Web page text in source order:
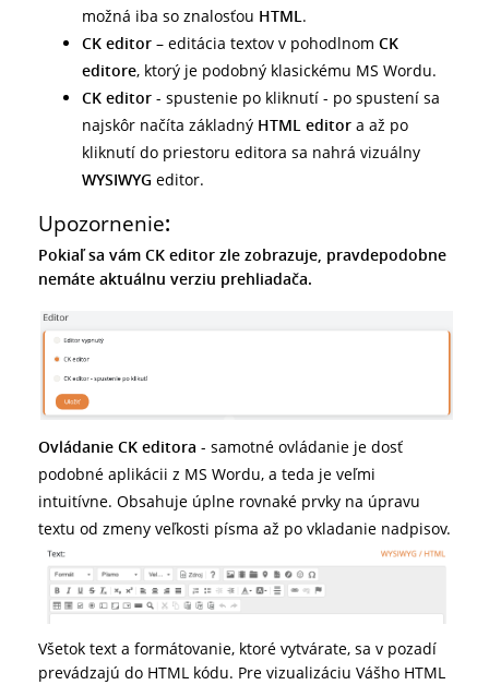
možná iba so znalosťou HTML.
CK editor – editácia textov v pohodlnom CK
editore, ktorý je podobný klasickému MS Wordu.
CK editor - spustenie po kliknutí - po spustení sa
najskôr načíta základný HTML editor a až po
kliknutí do priestoru editora sa nahrá vizuálny
WYSIWYG editor.
Upozornenie:
Pokiaľ sa vám CK editor zle zobrazuje, pravdepodobne
nemáte aktuálnu verziu prehliadača.
Ovládanie CK editora - samotné ovládanie je dosť
podobné aplikácii z MS Wordu, a teda je veľmi
intuitívne. Obsahuje úplne rovnaké prvky na úpravu
textu od zmeny veľkosti písma až po vkladanie nadpisov.
Všetok text a formátovanie, ktoré vytvárate, sa v pozadí
prevádzajú do HTML kódu. Pre vizualizáciu Vášho HTML